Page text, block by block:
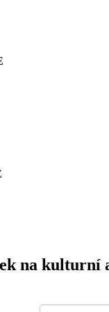
na kulturní